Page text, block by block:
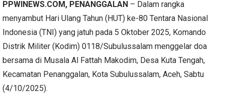
PPWINEWS.COM, PENANGGALAN – Dalam rangka
menyambut Hari Ulang Tahun (HUT) ke-80 Tentara Nasional
Indonesia (TNI) yang jatuh pada 5 Oktober 2025, Komando
Distrik Militer (Kodim) 0118/Subulussalam menggelar doa
bersama di Musala Al Fattah Makodim, Desa Kuta Tengah,
Kecamatan Penanggalan, Kota Subulussalam, Aceh, Sabtu
(4/10/2025).